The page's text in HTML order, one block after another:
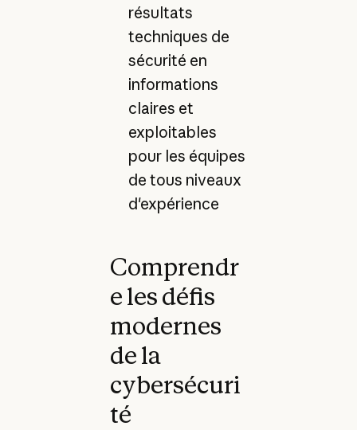
résultats
techniques de
sécurité en
informations
claires et
exploitables
pour les équipes
de tous niveaux
d'expérience
Comprendr
e les défis
modernes
de la
cybersécuri
té